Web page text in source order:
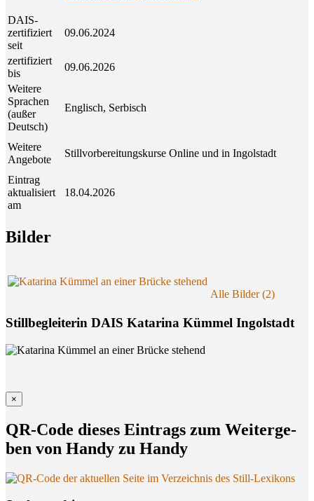
DAIS-
zertifiziert
seit
09.06.2024
zertifiziert
bis
09.06.2026
Weitere
Sprachen
(außer
Deutsch)
Englisch, Serbisch
Weitere
Angebote
Stillvorbereitungskurse Online und in Ingolstadt
Eintrag
aktualisiert
am
18.04.2026
Bil­der
Alle Bilder (2)
Stillbegleiterin DAIS Katarina Kümmel Ingolstadt
×
QR-Code die­ses Ein­trags zum Wei­ter­ge­
ben von Han­dy zu Handy